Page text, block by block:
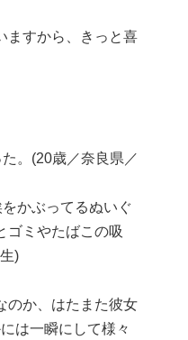
ますから、きっと喜
。(20歳／奈良県／
かぶってるぬいぐ
ゴミやたばこの吸
)
のか、はたまた彼女
は一瞬にして様々